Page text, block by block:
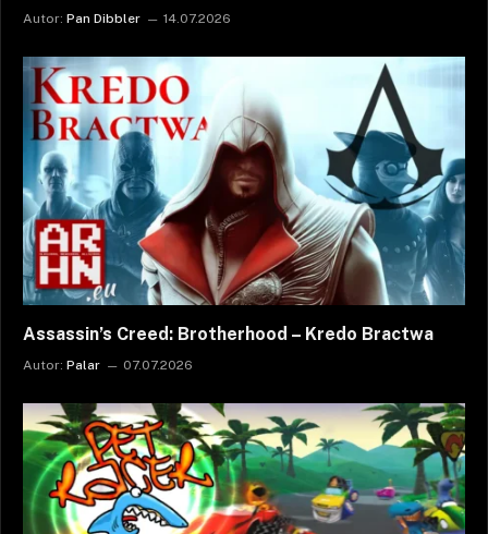
Autor: Pan Dibbler 14.07.2026
Assassin’s Creed: Brotherhood – Kredo Bractwa
Autor: Palar 07.07.2026